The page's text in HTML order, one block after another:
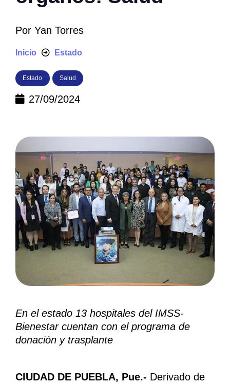
Por Yan Torres
Inicio Estado
Estado Salud
27/09/2024
En el estado 13 hospitales del IMSS-
Bienestar cuentan con el programa de
donación y trasplante
CIUDAD DE PUEBLA, Pue.- Derivado de